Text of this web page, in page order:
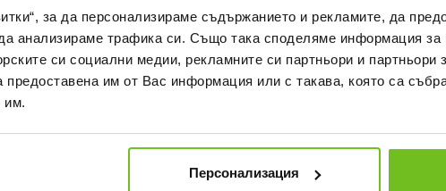
за да персонализираме съдържанието и рекламите, да
анализираме трафика си. Също така споделяме информация за
си социални медии, рекламните си партньори и партньори
предоставена им от Вас информация или с такава, която са
им.
Персонализация
цена:
8,39 лв.
цена:
Редовна цена
Разлика
Текуща цена:
8,99 €/